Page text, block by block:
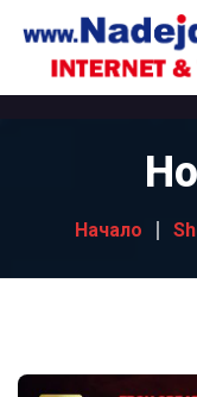
Начало